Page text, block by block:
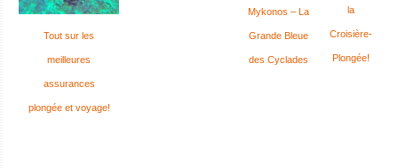
Tout sur les
meilleures
assurances
plongée et voyage!
Mykonos – La
Grande Bleue
des Cyclades
la
Croisière-
Plongée!